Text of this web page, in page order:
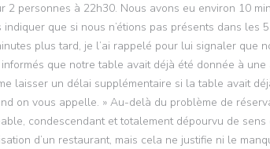
2 personnes à 22h30. Nous avons eu environ 10
que si nous n’étions pas présents dans les
plus tard, je l’ai rappelé pour lui signaler
que notre table avait déjà été donnée à
laisser un délai supplémentaire si la table avait
on vous appelle. » Au-delà du problème de
condescendant et totalement dépourvu de sens
d’un restaurant, mais cela ne justifie ni le